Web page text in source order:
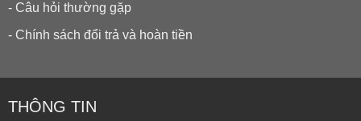
- Câu hỏi thường gặp
- Chính sách đổi trả và hoàn tiền
THÔNG TIN